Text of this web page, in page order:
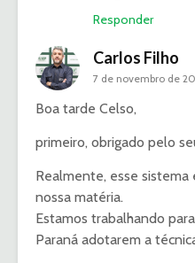
Responder
Carlos Filho
7 de novembro de
Boa tarde Celso,
primeiro, obrigado pelo
Realmente, esse
nossa matéria.
Estamos trabalhando
Paraná adotarem a